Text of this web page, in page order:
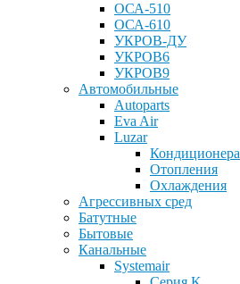
ОСА-510
ОСА-610
УКРОВ-ДУ
УКРОВ6
УКРОВ9
Aвтомобильные
Autoparts
Eva Air
Luzar
Кондиционера
Отопления
Охлаждения
Агрессивных сред
Батутные
Бытовые
Канальные
Systemair